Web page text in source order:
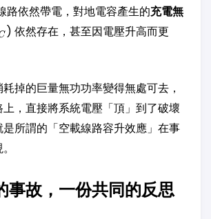
路依然帶電，對地電容產生的充電無
) 依然存在，甚至因電壓升高而更
掉的巨量無功功率變得無處可去，
，直接將系統電壓「頂」到了破壞
所謂的「空載線路容升效應」在事
事故，一份共同的反思